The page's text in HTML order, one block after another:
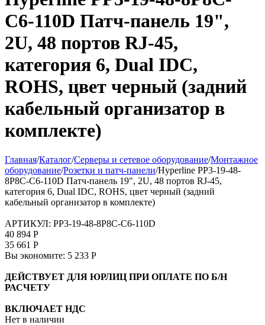
C6-110D Патч-панель 19",
2U, 48 портов RJ-45,
категория 6, Dual IDC,
ROHS, цвет черный (задний
кабельный организатор в
комплекте)
Главная/Каталог/Серверы и сетевое оборудование/Монтажное
оборудование/Розетки и патч-панели/Hyperline PP3-19-48-
8P8C-C6-110D Патч-панель 19", 2U, 48 портов RJ-45,
категория 6, Dual IDC, ROHS, цвет черный (задний
кабельный организатор в комплекте)
АРТИКУЛ: PP3-19-48-8P8C-C6-110D
40 894 Р
35 661 Р
Вы экономите: 5 233 Р
ДЕЙСТВУЕТ ДЛЯ ЮРЛИЦ ПРИ ОПЛАТЕ ПО Б/Н
РАСЧЕТУ
ВКЛЮЧАЕТ НДС
Нет в наличии